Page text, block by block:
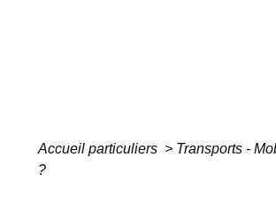
Accueil particuliers > Transports -
?